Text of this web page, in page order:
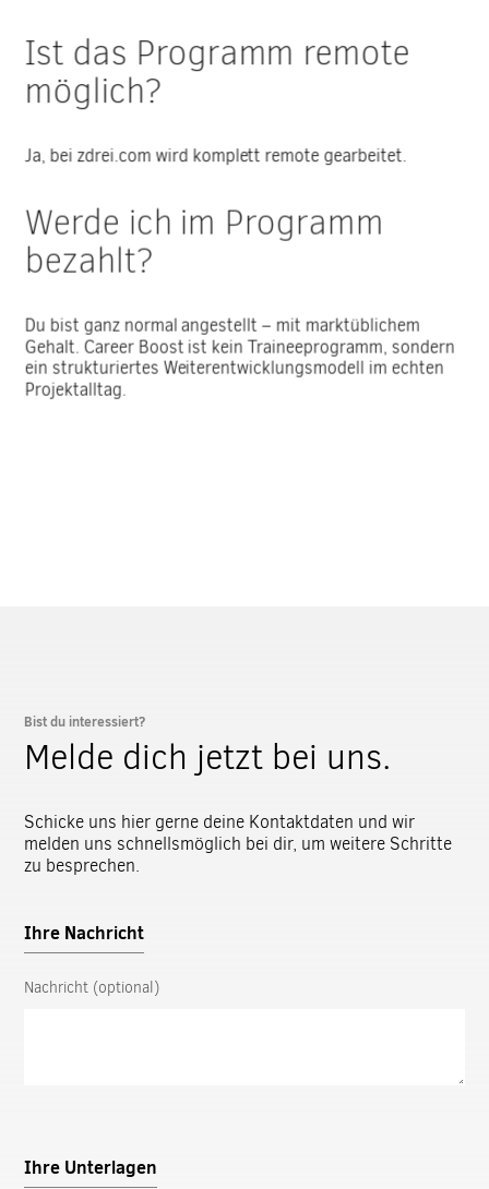
Ist das Programm remote
möglich?
Ja, bei zdrei.com wird komplett remote gearbeitet.
Werde ich im Programm
bezahlt?
Du bist ganz normal angestellt – mit marktüblichem
Gehalt. Career Boost ist kein Traineeprogramm, sondern
ein strukturiertes Weiterentwicklungsmodell im echten
Projektalltag.
Bist du interessiert?
Melde dich jetzt bei uns.
Schicke uns hier gerne deine Kontaktdaten und wir
melden uns schnellsmöglich bei dir, um weitere Schritte
zu besprechen.